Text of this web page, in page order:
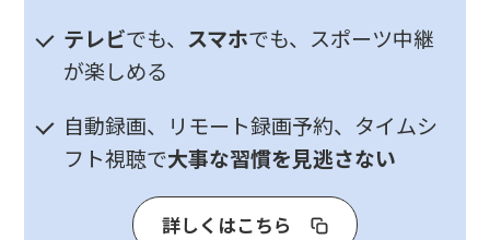
テレビでも、 スマホでも、スポーツ中継
が楽しめる
自動録画、リモート録画予約、タイムシ
フト視聴で大事な習慣を見逃さない
詳しくはこちら